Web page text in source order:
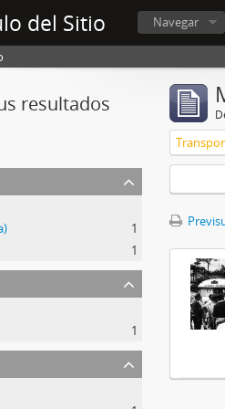
del Sitio Navegar
resultados
1
1
1